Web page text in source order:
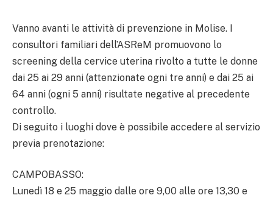
Vanno avanti le attività di prevenzione in Molise. I
consultori familiari dell’ASReM promuovono lo
screening della cervice uterina rivolto a tutte le donne
dai 25 ai 29 anni (attenzionate ogni tre anni) e dai 25 ai
64 anni (ogni 5 anni) risultate negative al precedente
controllo.
Di seguito i luoghi dove è possibile accedere al servizio
previa prenotazione:
CAMPOBASSO:
Lunedì 18 e 25 maggio dalle ore 9,00 alle ore 13,30 e